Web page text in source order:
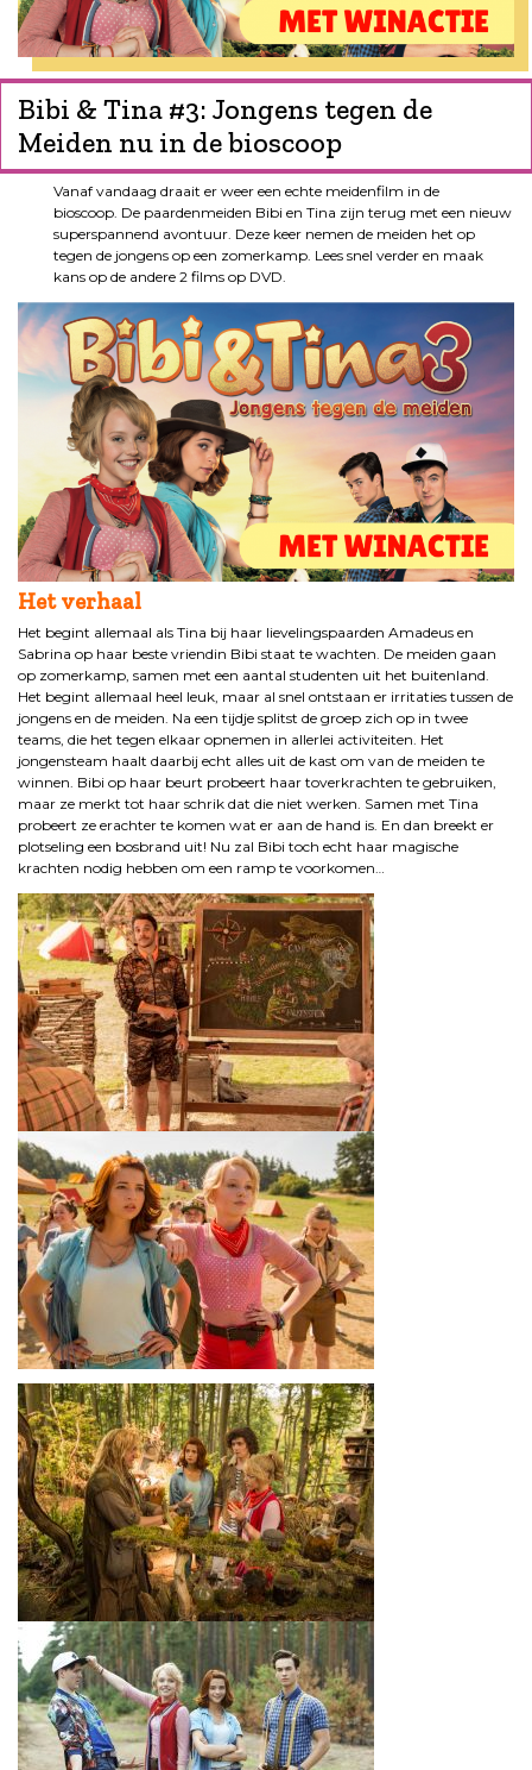
Bibi & Tina #3: Jongens tegen de
Meiden nu in de bioscoop
Vanaf vandaag draait er weer een echte meidenfilm in de
bioscoop. De paardenmeiden Bibi en Tina zijn terug met een nieuw
superspannend avontuur. Deze keer nemen de meiden het op
tegen de jongens op een zomerkamp. Lees snel verder en maak
kans op de andere 2 films op DVD.
Het verhaal
Het begint allemaal als Tina bij haar lievelingspaarden Amadeus en
Sabrina op haar beste vriendin Bibi staat te wachten. De meiden gaan
op zomerkamp, samen met een aantal studenten uit het buitenland.
Het begint allemaal heel leuk, maar al snel ontstaan er irritaties tussen de
jongens en de meiden. Na een tijdje splitst de groep zich op in twee
teams, die het tegen elkaar opnemen in allerlei activiteiten. Het
jongensteam haalt daarbij echt alles uit de kast om van de meiden te
winnen. Bibi op haar beurt probeert haar toverkrachten te gebruiken,
maar ze merkt tot haar schrik dat die niet werken. Samen met Tina
probeert ze erachter te komen wat er aan de hand is. En dan breekt er
plotseling een bosbrand uit! Nu zal Bibi toch echt haar magische
krachten nodig hebben om een ramp te voorkomen…